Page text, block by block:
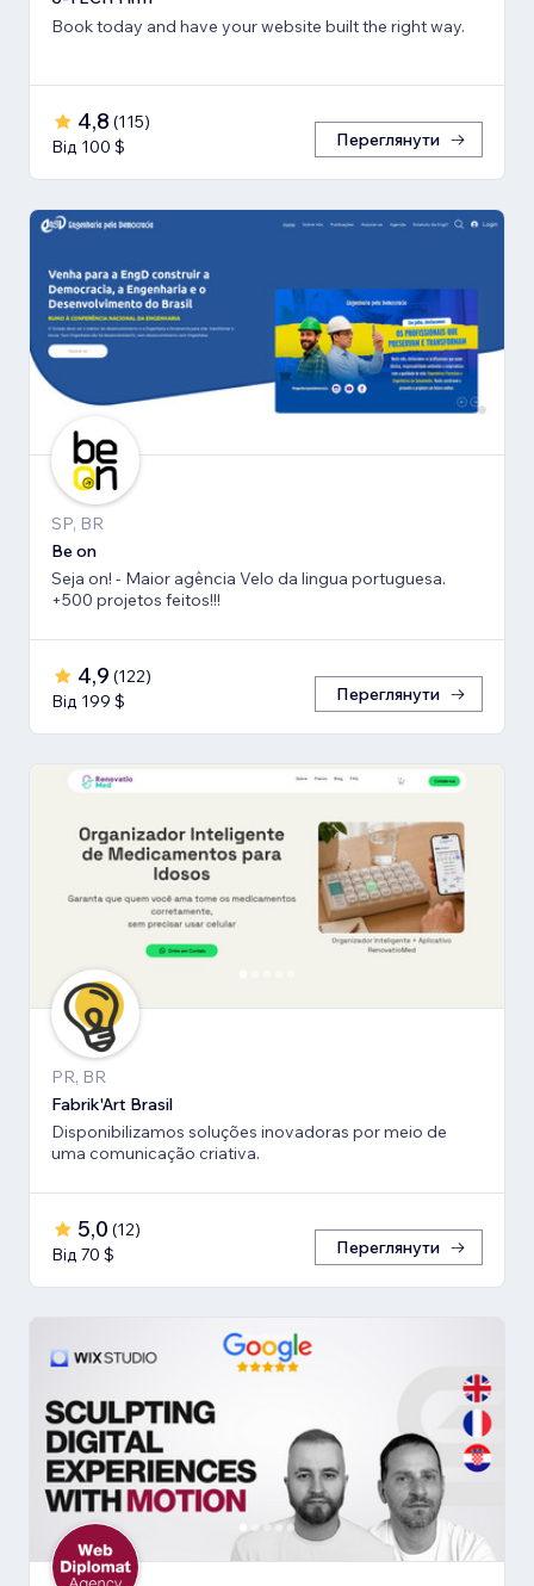
Book today and have your website built the right way.
4,8 (115)
Від 100 $
Переглянути
SP, BR
Be on
Seja on! - Maior agência Velo da lingua portuguesa.
+500 projetos feitos!!!
4,9 (122)
Від 199 $
Переглянути
PR, BR
Fabrik'Art Brasil
Disponibilizamos soluções inovadoras por meio de
uma comunicação criativa.
5,0 (12)
Від 70 $
Переглянути